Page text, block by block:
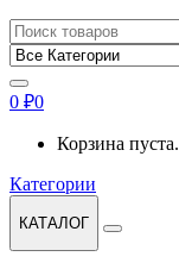
Найти:
0 ₽0
Корзина пуста.
Категории
КАТАЛОГ